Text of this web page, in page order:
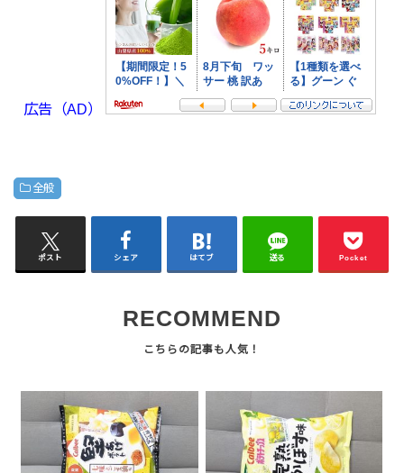
広告（AD）
全般
ポスト シェア はてブ 送る Pocket
RECOMMEND